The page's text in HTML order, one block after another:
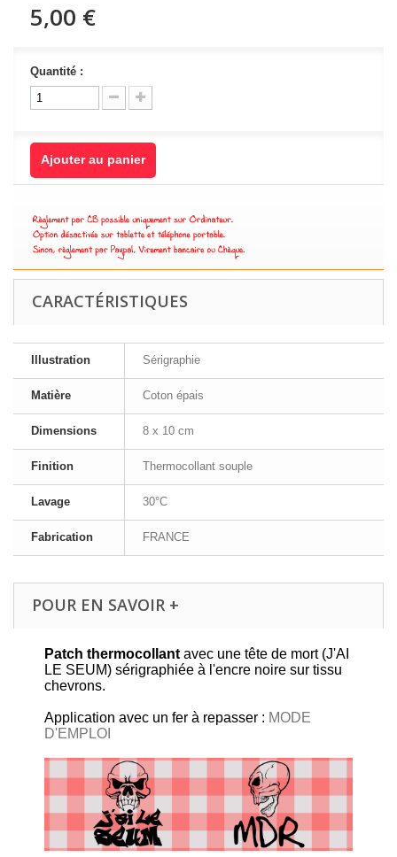
5,00 €
Quantité :
Ajouter au panier
CARACTÉRISTIQUES
Illustration Sérigraphie
Matière Coton épais
Dimensions 8 x 10 cm
Finition Thermocollant souple
Lavage 30°C
Fabrication FRANCE
POUR EN SAVOIR +
Patch thermocollant avec une tête de mort (J'AI
LE SEUM) sérigraphiée à l'encre noire sur tissu
chevrons.
Application avec un fer à repasser : MODE
D'EMPLOI